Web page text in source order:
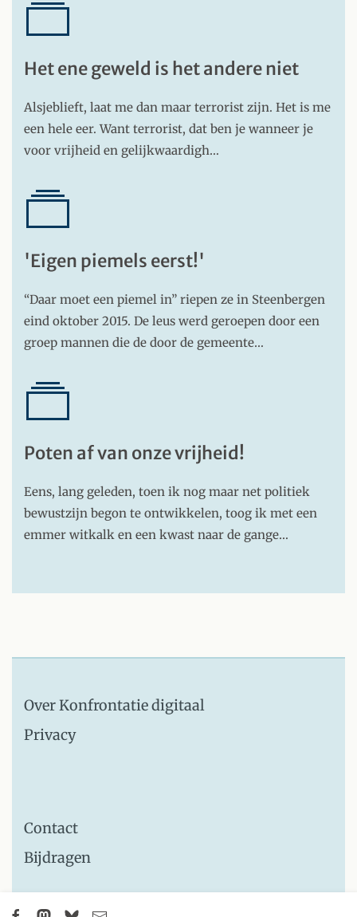
Het ene geweld is het andere niet
Alsjeblieft, laat me dan maar terrorist zijn. Het is me
een hele eer. Want terrorist, dat ben je wanneer je
voor vrijheid en gelijkwaardigh…
'Eigen piemels eerst!'
“Daar moet een piemel in” riepen ze in Steenbergen
eind oktober 2015. De leus werd geroepen door een
groep mannen die de door de gemeente…
Poten af van onze vrijheid!
Eens, lang geleden, toen ik nog maar net politiek
bewustzijn begon te ontwikkelen, toog ik met een
emmer witkalk en een kwast naar de gange…
Over Konfrontatie digitaal
Privacy
Contact
Bijdragen